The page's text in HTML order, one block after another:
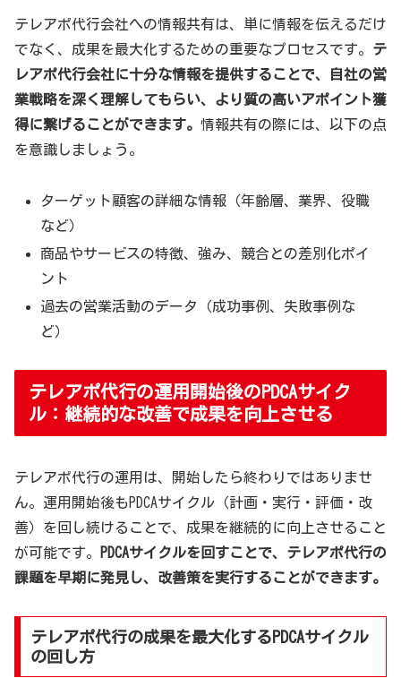
テレアポ代行会社への情報共有は、単に情報を伝えるだけ
でなく、成果を最大化するための重要なプロセスです。 テ
レアポ代行会社に十分な情報を提供することで、自社の営
業戦略を深く理解してもらい、より質の高いアポイント獲
得に繋げることができます。 情報共有の際には、以下の点
を意識しましょう。
ターゲット顧客の詳細な情報（年齢層、業界、役職
など）
商品やサービスの特徴、強み、競合との差別化ポイ
ント
過去の営業活動のデータ（成功事例、失敗事例な
ど）
テレアポ代行の運用開始後のPDCAサイク
ル：継続的な改善で成果を向上させる
テレアポ代行の運用は、開始したら終わりではありませ
ん。運用開始後もPDCAサイクル（計画・実行・評価・改
善）を回し続けることで、成果を継続的に向上させること
が可能です。
PDCAサイクルを回すことで、テレアポ代行の
課題を早期に発見し、改善策を実行することができます。
テレアポ代行の成果を最大化するPDCAサイクル
の回し方